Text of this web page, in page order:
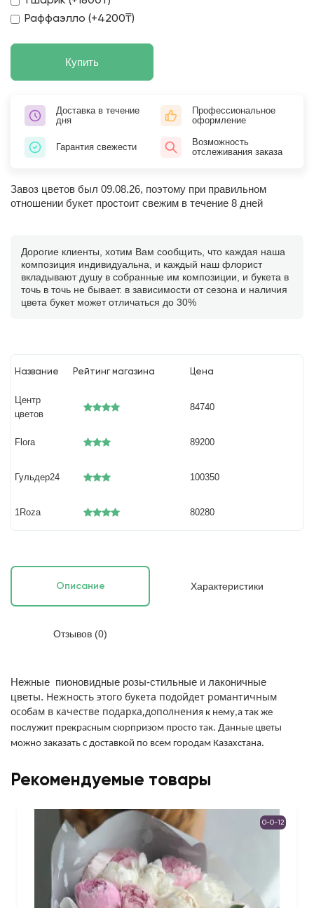
Раффаэлло (+4200₸)
Купить
Доставка в течение
дня
Профессиональное
оформление
Гарантия свежести
Возможность
отслеживания заказа
Завоз цветов был 09.08.26, поэтому при правильном
отношении букет простоит свежим в течение 8 дней
Дорогие клиенты, хотим Вам сообщить, что каждая наша
композиция индивидуальна, и каждый наш флорист
вкладывают душу в собранные им композиции, и букета в
точь в точь не бывает. в зависимости от сезона и наличия
цвета букет может отличаться до 30%
Название Рейтинг магазина Цена
Центр
цветов
84740
Flora 89200
Гульдер24 100350
1Roza 80280
Описание Характеристики
Отзывов (0)
Нежные пионовидные розы-стильные и лаконичные
цветы. Нежность этого букета подойдет романтичным
особам в качестве подарка,дополнения к нему,а так же
послужит прекрасным сюрпризом просто так. Данные цветы
можно заказать с доставкой по всем городам Казахстана.
Рекомендуемые товары
0-0-12